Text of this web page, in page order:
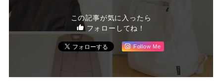
この記事が気に入ったら
フォローしてね！
Follow Me